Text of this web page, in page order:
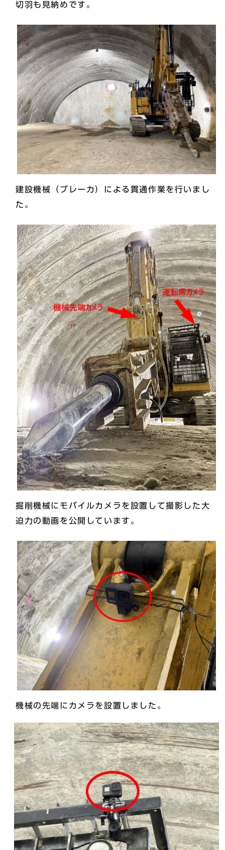
切羽も見納めです。
建設機械（ブレーカ）による貫通作業を行いまし
た。
掘削機械にモバイルカメラを設置して撮影した大
迫力の動画を公開しています。
機械の先端にカメラを設置しました。